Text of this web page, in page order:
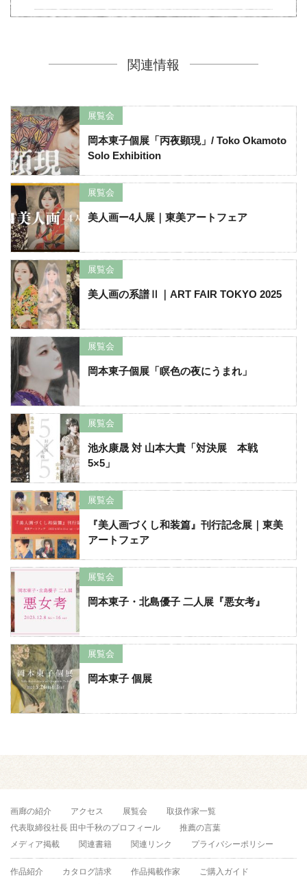
関連情報
展覧会
岡本東子個展「丙夜顕現」/ Toko Okamoto
Solo Exhibition
展覧会
美人画ー4人展｜東美アートフェア
展覧会
美人画の系譜Ⅱ｜ART FAIR TOKYO 2025
展覧会
岡本東子個展「瞑色の夜にうまれ」
展覧会
池永康晟 対 山本大貴「対決展 本戦
5×5」
展覧会
『美人画づくし和装篇』刊行記念展｜東美
アートフェア
展覧会
岡本東子・北島優子 二人展『悪女考』
展覧会
岡本東子 個展
画廊の紹介 アクセス 展覧会
取扱作家一覧
代表取締役社長 田中千秋のプロフィール
推薦の言葉
メディア掲載
関連書籍 関連リンク プライバシーポリシー
作品紹介 カタログ請求 作品掲載作家
ご購入ガイド